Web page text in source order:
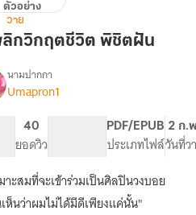
ตัวอย่าง
วาย
กวิกฤตชีวิต พิชิตฝัน
เรื่องStormy
พลิก
วิกฤต
ชีวิต
พิชิต
ฝัน
นามปากกา
Umapron1
40
ยอดวิว
PDF/EPUB
ประเภทไฟล์
2 ก.
วันที่ว
ะสมที่จะเข้าร่วมเป็นศิลปินวงบอย
นว่าผมไม่ได้มีดีเพียงแค่นั้น"